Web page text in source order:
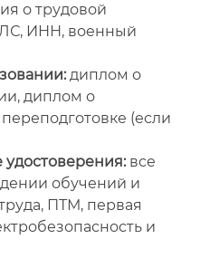
о трудовой
ИНН, военный
диплом о
диплом о
(если
все
обучений и
ПТМ, первая
и